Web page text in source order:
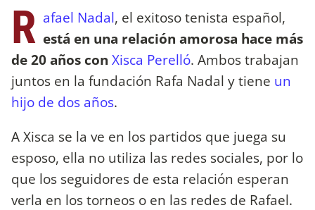
R afael Nadal, el exitoso tenista español,
está en una relación amorosa hace más
de 20 años con Xisca Perelló. Ambos trabajan
juntos en la fundación Rafa Nadal y tiene un
hijo de dos años.
A Xisca se la ve en los partidos que juega su
esposo, ella no utiliza las redes sociales, por lo
que los seguidores de esta relación esperan
verla en los torneos o en las redes de Rafael.